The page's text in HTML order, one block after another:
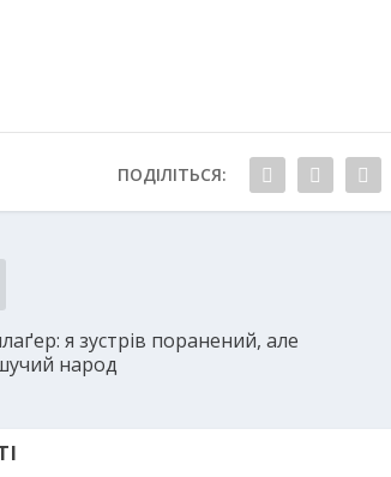
ПОДІЛІТЬСЯ:
я зустрів поранений, але
народ